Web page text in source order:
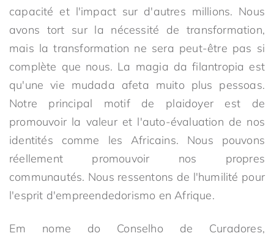
capacité et l'impact sur d'autres millions. Nous
avons tort sur la nécessité de transformation,
mais la transformation ne sera peut-être pas si
complète que nous. La magia da filantropia est
qu'une vie mudada afeta muito plus pessoas.
Notre principal motif de plaidoyer est de
promouvoir la valeur et l'auto-évaluation de nos
identités comme les Africains. Nous pouvons
réellement promouvoir nos propres
communautés. Nous ressentons de l'humilité pour
l'esprit d'empreendedorismo en Afrique.
Em nome do Conselho de Curadores,